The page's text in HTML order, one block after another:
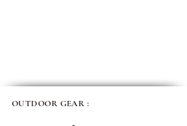
OUTDOOR GEAR :